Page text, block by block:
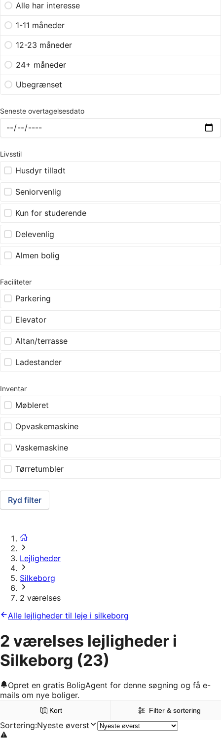
Alle har interesse
1-11 måneder
12-23 måneder
24+ måneder
Ubegrænset
Seneste overtagelsesdato
Livsstil
Husdyr tilladt
Seniorvenlig
Kun for studerende
Delevenlig
Almen bolig
Faciliteter
Parkering
Elevator
Altan/terrasse
Ladestander
Inventar
Møbleret
Opvaskemaskine
Vaskemaskine
Tørretumbler
Ryd filter
Lejligheder
Silkeborg
2 værelses
Alle lejligheder til leje i silkeborg
2 værelses lejligheder i
Silkeborg (23)
Opret en gratis BoligAgent for denne søgning og få e-
mails om nye boliger.
Kort Filter & sortering
Sortering:Nyeste øverst